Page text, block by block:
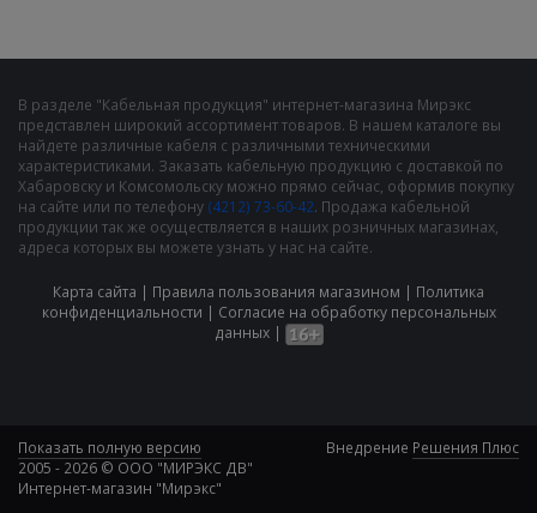
В разделе "Кабельная продукция" интернет-магазина Мирэкс
представлен широкий ассортимент товаров. В нашем каталоге вы
найдете различные кабеля с различными техническими
характеристиками. Заказать кабельную продукцию с доставкой по
Хабаровску и Комсомольску можно прямо сейчас, оформив покупку
на сайте или по телефону (4212) 73-60-42. Продажа кабельной
продукции так же осуществляется в наших розничных магазинах,
адреса которых вы можете узнать у нас на сайте.
Карта сайта | Правила пользования магазином | Политика
конфиденциальности | Cогласие на обработку персональных
данных|
Показать полную версию
2005 - 2026 © ООО "МИРЭКС ДВ"
Интернет-магазин "Мирэкс"
Внедрение Решения Плюс